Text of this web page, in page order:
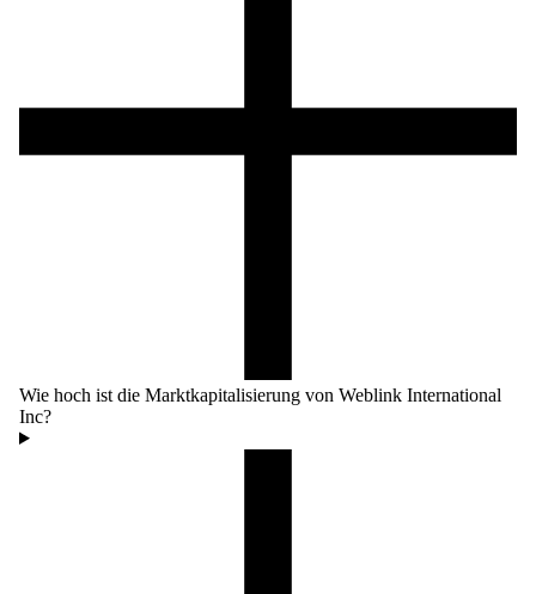
Wie hoch ist die Marktkapitalisierung von Weblink International
Inc?